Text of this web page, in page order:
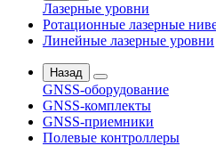
Лазерные уровни
Ротационные лазерные
Линейные лазерные уровни
Назад
GNSS-оборудование
GNSS-комплекты
GNSS-приемники
Полевые контроллеры